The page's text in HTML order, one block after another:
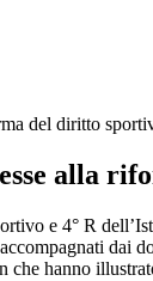
del diritto
alla
e 4° R
dai
hanno